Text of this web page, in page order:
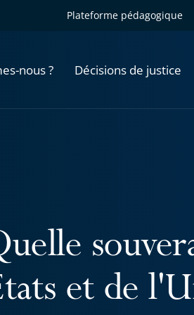
Plateforme pédagogique
nous ? Décisions de justice
et de